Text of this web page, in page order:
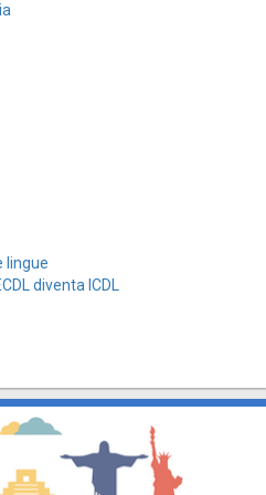
lingue
diventa ICDL